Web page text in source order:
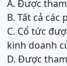
A. Được
B. Tất cả các
C. Cổ tức
kinh doanh
D. Được